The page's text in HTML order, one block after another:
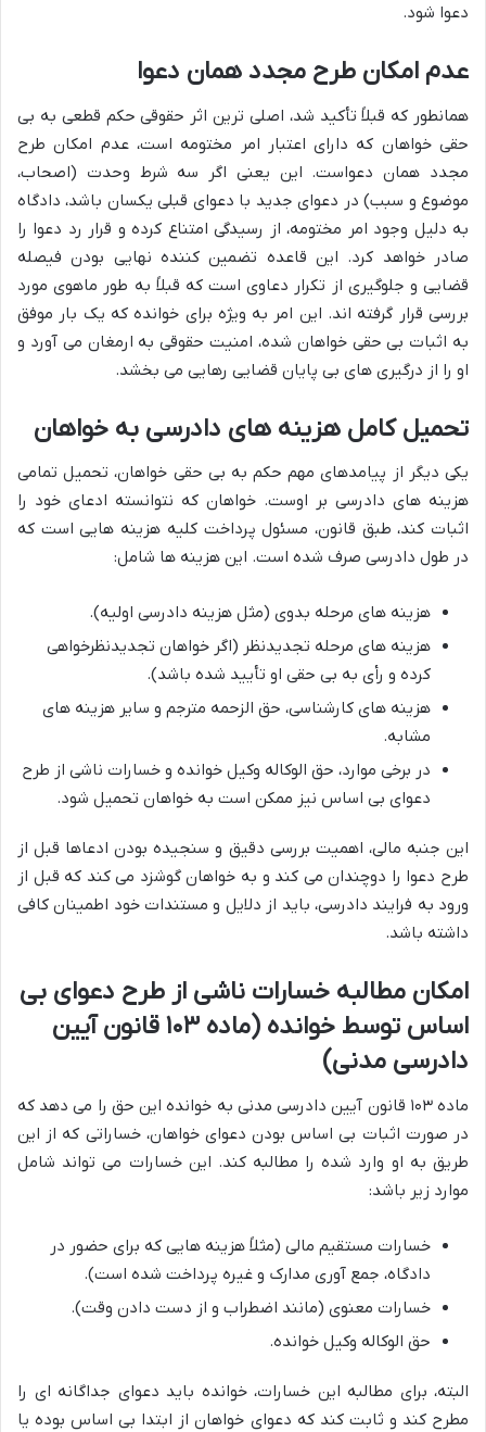
دعوا شود.
عدم امکان طرح مجدد همان دعوا
همانطور که قبلاً تأکید شد، اصلی ترین اثر حقوقی حکم قطعی به بی
حقی خواهان که دارای اعتبار امر مختومه است، عدم امکان طرح
مجدد همان دعواست. این یعنی اگر سه شرط وحدت (اصحاب،
موضوع و سبب) در دعوای جدید با دعوای قبلی یکسان باشد، دادگاه
به دلیل وجود امر مختومه، از رسیدگی امتناع کرده و قرار رد دعوا را
صادر خواهد کرد. این قاعده تضمین کننده نهایی بودن فیصله
قضایی و جلوگیری از تکرار دعاوی است که قبلاً به طور ماهوی مورد
بررسی قرار گرفته اند. این امر به ویژه برای خوانده که یک بار موفق
به اثبات بی حقی خواهان شده، امنیت حقوقی به ارمغان می آورد و
او را از درگیری های بی پایان قضایی رهایی می بخشد.
تحمیل کامل هزینه های دادرسی به خواهان
یکی دیگر از پیامدهای مهم حکم به بی حقی خواهان، تحمیل تمامی
هزینه های دادرسی بر اوست. خواهان که نتوانسته ادعای خود را
اثبات کند، طبق قانون، مسئول پرداخت کلیه هزینه هایی است که
در طول دادرسی صرف شده است. این هزینه ها شامل:
هزینه های مرحله بدوی (مثل هزینه دادرسی اولیه).
هزینه های مرحله تجدیدنظر (اگر خواهان تجدیدنظرخواهی
کرده و رأی به بی حقی او تأیید شده باشد).
هزینه های کارشناسی، حق الزحمه مترجم و سایر هزینه های
مشابه.
در برخی موارد، حق الوکاله وکیل خوانده و خسارات ناشی از طرح
دعوای بی اساس نیز ممکن است به خواهان تحمیل شود.
این جنبه مالی، اهمیت بررسی دقیق و سنجیده بودن ادعاها قبل از
طرح دعوا را دوچندان می کند و به خواهان گوشزد می کند که قبل از
ورود به فرایند دادرسی، باید از دلایل و مستندات خود اطمینان کافی
داشته باشد.
امکان مطالبه خسارات ناشی از طرح دعوای بی
اساس توسط خوانده (ماده ۱۰۳ قانون آیین
دادرسی مدنی)
ماده ۱۰۳ قانون آیین دادرسی مدنی به خوانده این حق را می دهد که
در صورت اثبات بی اساس بودن دعوای خواهان، خساراتی که از این
طریق به او وارد شده را مطالبه کند. این خسارات می تواند شامل
موارد زیر باشد:
خسارات مستقیم مالی (مثلاً هزینه هایی که برای حضور در
دادگاه، جمع آوری مدارک و غیره پرداخت شده است).
خسارات معنوی (مانند اضطراب و از دست دادن وقت).
حق الوکاله وکیل خوانده.
البته، برای مطالبه این خسارات، خوانده باید دعوای جداگانه ای را
مطرح کند و ثابت کند که دعوای خواهان از ابتدا بی اساس بوده یا